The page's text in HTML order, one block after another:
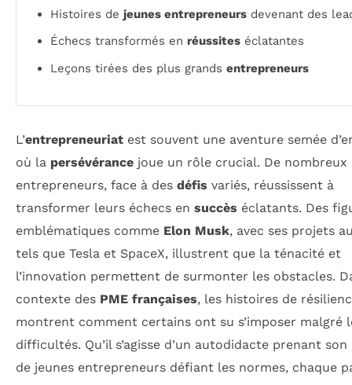
Histoires de jeunes entrepreneurs devenant des
Échecs transformés en réussites éclatantes
Leçons tirées des plus grands entrepreneurs
L’entrepreneuriat est souvent une aventure semée
où la persévérance joue un rôle crucial. De nombreux
entrepreneurs, face à des défis variés, réussissent à
transformer leurs échecs en succès éclatants. Des
emblématiques comme Elon Musk, avec ses projets
tels que Tesla et SpaceX, illustrent que la ténacité et
l’innovation permettent de surmonter les obstacles.
contexte des PME françaises, les histoires de
montrent comment certains ont su s’imposer malgré
difficultés. Qu’il s’agisse d’un autodidacte prenant
de jeunes entrepreneurs défiant les normes, chaque